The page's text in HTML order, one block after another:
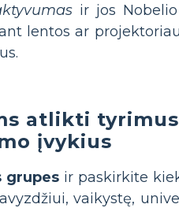
ir jos Nobelio
lentos ar
atlikti
įvykius
grupes ir paskirkite
vaikystę,